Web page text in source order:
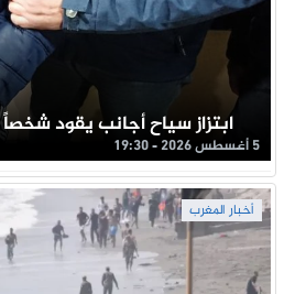
ابتزاز سياح أجانب يقود شخصاً
5 أغسطس 2026 - 19:30
أخبار المغرب